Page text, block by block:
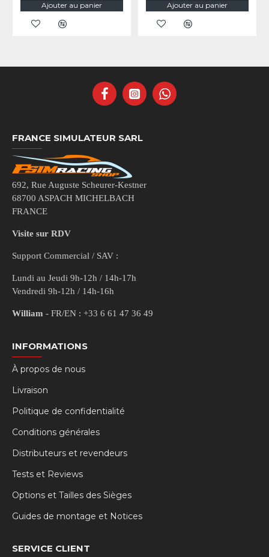
Ajouter au panier Ajouter au panier
FRANCE SIMULATEUR SARL
692, Rue Auguste Scheurer-Kestner
68700 ASPACH MICHELBACH
FRANCE
Visite sur RDV
Support Commercial / SAV :
Lundi au Jeudi 9h-12h / 14h-17h
Vendredi 9h-12h / 14h-16h
William - FR/EN : +33 6 61 47 36 49
INFORMATIONS
À propos de nous
Livraison
Politique de confidentialité
Conditions générales
Distributeurs et revendeurs
Tests et Reviews
Options et Tailles des Sièges
Guides de montage et Notices
SERVICE CLIENT